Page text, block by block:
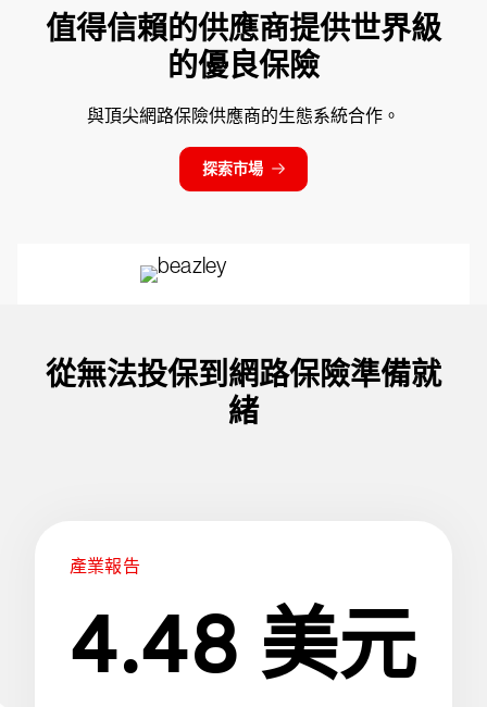
值得信賴的供應商提供世界級
的優良保險
與頂尖網路保險供應商的生態系統合作。
探索市場
從無法投保到網路保險準備就
緒
產業報告
4.48 美元